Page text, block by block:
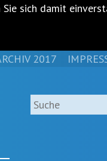
sich damit
2017
Suche